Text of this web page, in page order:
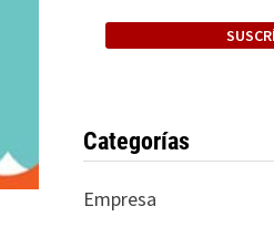
Categorías
Empresa